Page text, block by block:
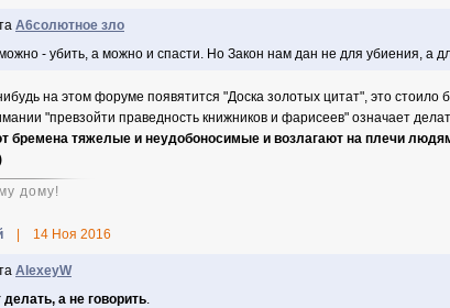
А6солютное зло
- убить, а можно и спасти. Но Закон нам дан не для убиения, а
на этом форуме появятится "Доска золотых цитат", это стоило
"превзойти праведность книжников и фарисеев" означает
бремена тяжелые и неудобоносимые и возлагают на плечи
дому!
14 Ноя 2016
AlexeyW
делать, а не говорить.